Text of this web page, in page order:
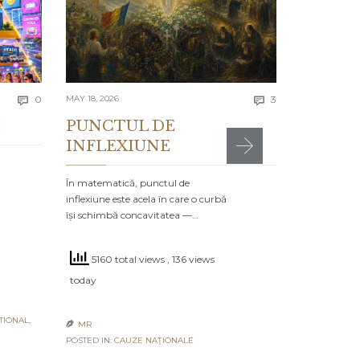
 0 Comments
,
MAY 18, 2026  3
PUNCTUL DE
INFLEXIUNE
În matematică, punctul de
inflexiune este acela în care o curbă
își schimbă concavitatea —…
5160 total views , 136 views
today
 MR
POSTED IN: CAUZE NAŢIONALE